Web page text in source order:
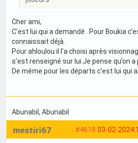
Cher ami,
C’est lui qui a demandé . Pour Boukia
connaissait déjà.
Pour ahloulou il l’a choisi après
s’est renseigné sur lui.Je pense qu’on a
De même pour les départs c’est lui qui
Abunabil , Abunabil
#4618 03-02-2024
mestiri67